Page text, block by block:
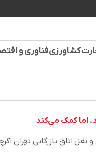
کشاورزیفناوری و
اما کمک می‌کند
اتاق بازرگانی تهران